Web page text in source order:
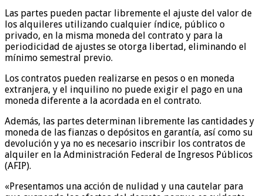
Las partes pueden pactar libremente el ajuste del valor de
los alquileres utilizando cualquier índice, público o
privado, en la misma moneda del contrato y para la
periodicidad de ajustes se otorga libertad, eliminando el
mínimo semestral previo.
Los contratos pueden realizarse en pesos o en moneda
extranjera, y el inquilino no puede exigir el pago en una
moneda diferente a la acordada en el contrato.
Además, las partes determinan libremente las cantidades y
moneda de las fianzas o depósitos en garantía, así como su
devolución y ya no es necesario inscribir los contratos de
alquiler en la Administración Federal de Ingresos Públicos
(AFIP).
«Presentamos una acción de nulidad y una cautelar para